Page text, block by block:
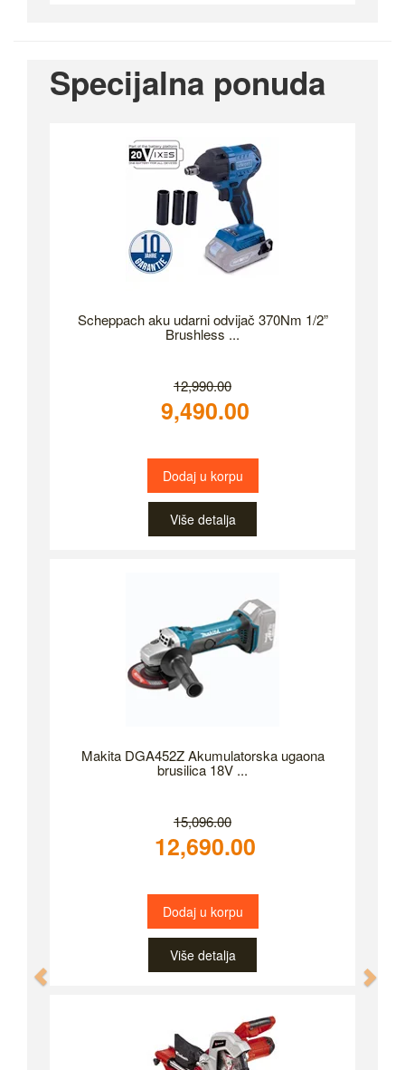
Specijalna ponuda
Scheppach aku udarni odvijač 370Nm 1/2”
Brushless ...
12,990.00
9,490.00
Dodaj u korpu
Više detalja
Makita DGA452Z Akumulatorska ugaona
brusilica 18V ...
15,096.00
12,690.00
Dodaj u korpu
Više detalja